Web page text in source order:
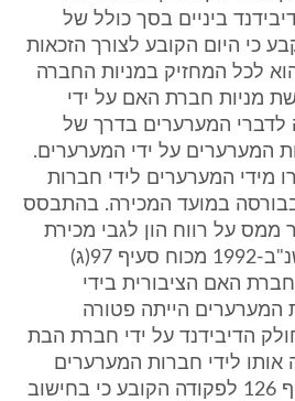
ביניים בסך כולל של
נקבע כי היום הקובע לצורך הזכאות
לכל המחזיק במניות החברה
רכישת מניות חברת האם על ידי
לדברי המערערים בדרך של
המערערים על ידי המערערים.
מידי המערערים לידי חברות
במועד המכירה. בהתבסס
על רווח הון לגבי מכירת
נייר ערך מסחרי), התשנ"ב-1992 מכוח סעיף 97(ג)
האם הציבורית בידי
המערערים הייתה פטורה
הדיבידנד על ידי חברת הבת
לידי חברות המערערים
בפטור ממס מכוח סעיף 126 לפקודה הקובע כי בחישוב